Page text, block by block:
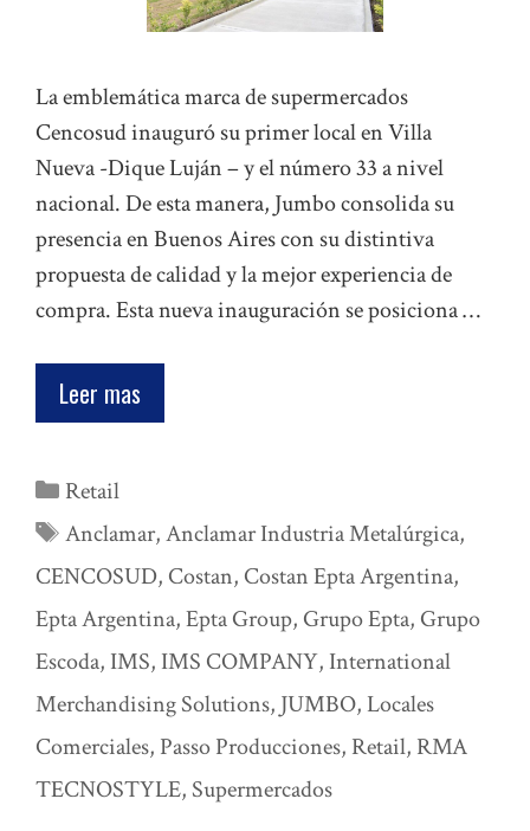
La emblemática marca de supermercados
Cencosud inauguró su primer local en Villa
Nueva -Dique Luján – y el número 33 a nivel
nacional. De esta manera, Jumbo consolida su
presencia en Buenos Aires con su distintiva
propuesta de calidad y la mejor experiencia de
compra. Esta nueva inauguración se posiciona …
Leer mas
Categorías
Retail
Etiquetas
Anclamar,Anclamar Industria Metalúrgica,
CENCOSUD, Costan, Costan Epta Argentina,
Epta Argentina,Epta Group, Grupo Epta, Grupo
Escoda, IMS, IMS COMPANY, International
Merchandising Solutions, JUMBO,Locales
Comerciales, Passo Producciones, Retail, RMA
TECNOSTYLE, Supermercados